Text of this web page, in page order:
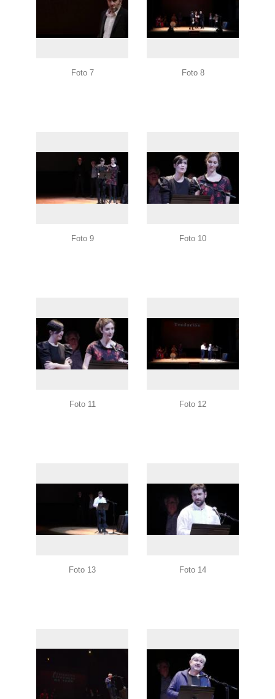
Foto 7 Foto 8
Foto 9 Foto 10
Foto 11 Foto 12
Foto 13 Foto 14